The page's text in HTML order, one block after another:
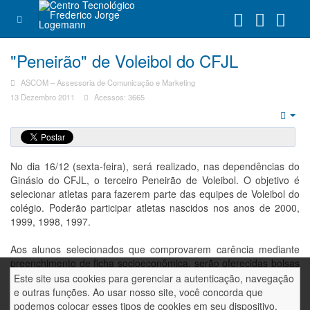
Este site usa cookies para gerenciar a autenticação, navegação
e outras funções. Ao usar nosso site, você concorda que
podemos colocar esses tipos de cookies em seu dispositivo.
"Peneirão" de Voleibol do CFJL
ASCOM – Assessoria de Comunicação e Marketing
13 Dezembro 2011
Acessos: 3665
No dia 16/12 (sexta-feira), será realizado, nas dependências do
Ginásio do CFJL, o terceiro Peneirão de Voleibol. O objetivo é
selecionar atletas para fazerem parte das equipes de Voleibol do
colégio. Poderão participar atletas nascidos nos anos de 2000,
1999, 1998, 1997.
Aos alunos selecionados que comprovarem carência mediante
preenchimento de ficha socioeconômica, serão oferecidas bolsas
de estudo de 50% a 100%. O "Peneirão" será realizado no
horário das 14:00hs para as meninas e 15:00hs para os meninos.